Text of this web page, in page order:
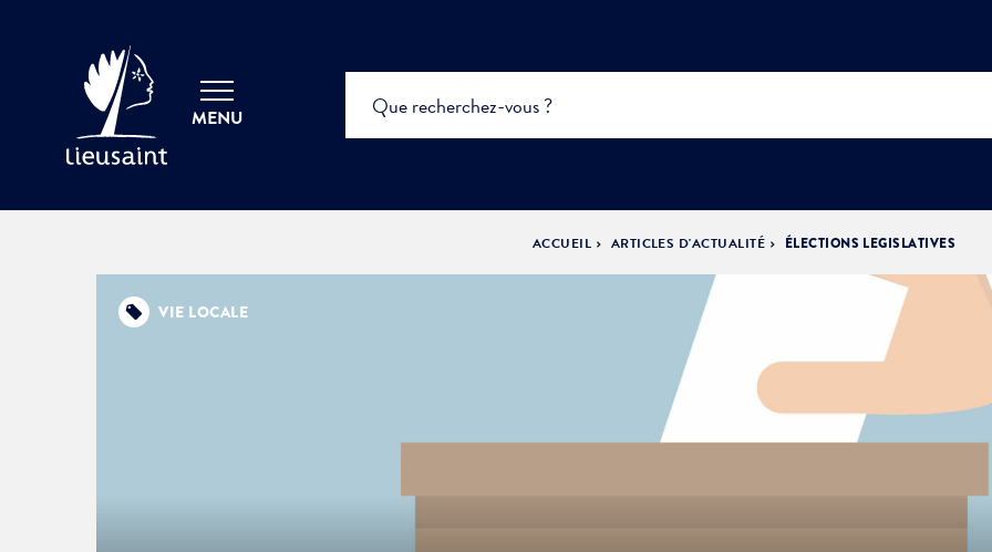
MENU
INFOS
ACTUALITÉS &
ÉVÈNEMENTS
DÉMOCRATIE
PARTICIPATIVE
ACCUEIL ARTICLES D'ACTUALITÉ ÉLECTIONS LEGISLATIVES
VIE LOCALE